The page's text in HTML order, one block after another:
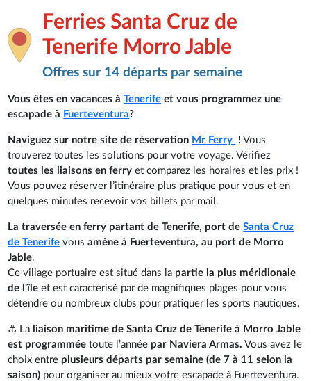
Ferries Santa Cruz de
Tenerife Morro Jable
Offres sur 14 départs par semaine
Vous êtes en vacances àTenerife et vous programmez une
escapade à Fuerteventura?
Naviguez sur notre site de réservation Mr Ferry ! Vous
trouverez toutes les solutions pour votre voyage. Vérifiez
toutes les liaisons en ferry et comparez les horaires et les prix !
Vous pouvez réserver l’itinéraire plus pratique pour vous et en
quelques minutes recevoir vos billets par mail.
La traversée en ferry partant de Tenerife, port deSanta Cruz
de Tenerife vousamène à Fuerteventura, au port de Morro
Jable.
Ce village portuaire est situé dans la partie la plus méridionale
de l'île et est caractérisé par de magnifiques plages pour vous
détendre ou nombreux clubs pour pratiquer les sports nautiques.
⚓ La liaison maritime de Santa Cruz de Tenerife à Morro Jable
est programmée toute l’année par Naviera Armas. Vous avez le
choix entre plusieurs départs par semaine (de 7 à 11 selon la
saison) pour organiser au mieux votre escapade à Fuerteventura.